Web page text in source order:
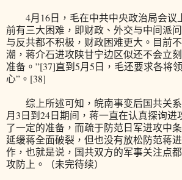
4月16日，毛在中共中央政治局会议
前有三大困难，即财政、外交与中间派
与反共都不积极，财政困难更大。目前
潮，蒋介石进攻陕甘宁边区似还不会立
准备。”[37]直到5月5日，毛还要求各将
心”。[38]
综上所述可知，皖南事变后国共关系
月3日到24日期间，蒋一直在认真探询
了一定的准备，而疏于防范日军进攻中
延缓蒋全面破裂，但也没有放松防范蒋
作，也就是说，国共双方的军事关注点
攻防上。（未完待续）